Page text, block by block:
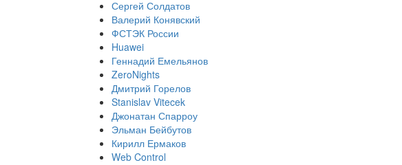
Сергей Солдатов
Валерий Конявский
ФСТЭК России
Huawei
Геннадий Емельянов
ZeroNights
Дмитрий Горелов
Stanislav Vitecek
Джонатан Спарроу
Эльман Бейбутов
Кирилл Ермаков
Web Control